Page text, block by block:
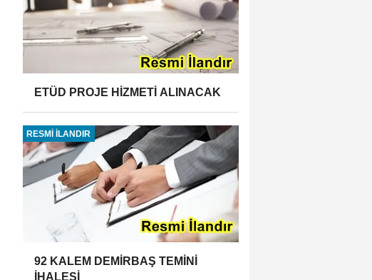
ETÜD PROJE HİZMETİ ALINACAK
RESMİ İLANDIR
92 KALEM DEMİRBAŞ TEMİNİ
İHALESİ